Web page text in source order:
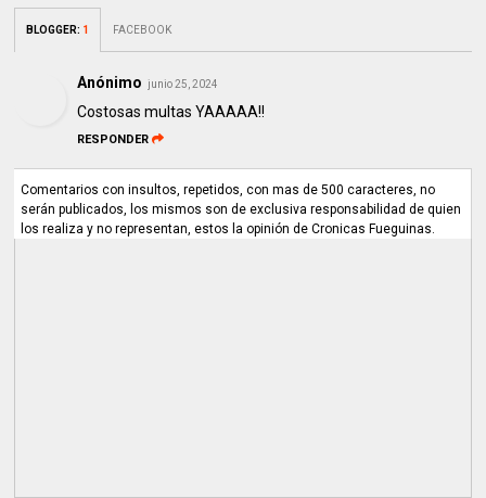
BLOGGER: 1 FACEBOOK
Anónimo junio 25, 2024
Costosas multas YAAAAA!!
RESPONDER
Comentarios con insultos, repetidos, con mas de 500 caracteres, no
serán publicados, los mismos son de exclusiva responsabilidad de quien
los realiza y no representan, estos la opinión de Cronicas Fueguinas.